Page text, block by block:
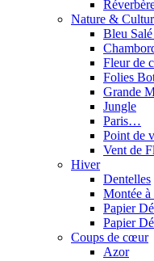
Nature &
Bleu Salé
Fleur de
Folies
Grande
Jungle
Paris…
Point de
Vent de
Hiver
Dentelles
Montée à
Papier
Papier
Coups de cœur
Azor